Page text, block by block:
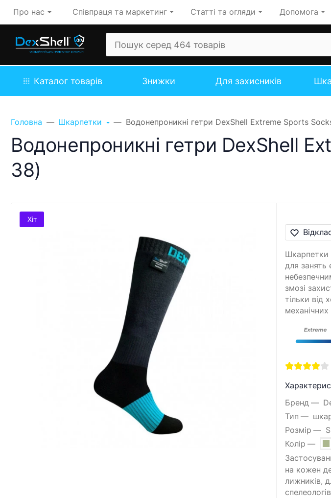
Про нас Співпраця та маркетинг Статті та огляди Допомога
Каталог товарів Знижки Для захисників
Головна Шкарпетки Водонепроникні гетри DexShell Extreme Sports
Водонепроникні гетри DexShell
38)
Хіт
Шкарпетки
для занять
змозі
тільки від
механічних
Бренд
Тип
Розмір
S
Колір
на кожен
лижників,